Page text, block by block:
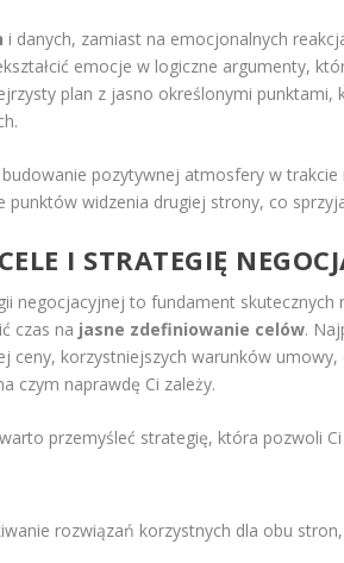
i danych, zamiast na emocjonalnych
emocje w logiczne argumenty,
plan z jasno określonymi
pozytywnej atmosfery w
punktów widzenia drugiej strony, co
I STRATEGIĘ
negocjacyjnej to fundament skutecznych
czas na jasne zdefiniowanie celów.
ceny, korzystniejszych warunków
czym naprawdę Ci zależy.
przemyśleć strategię, która pozwoli
rozwiązań korzystnych dla obu